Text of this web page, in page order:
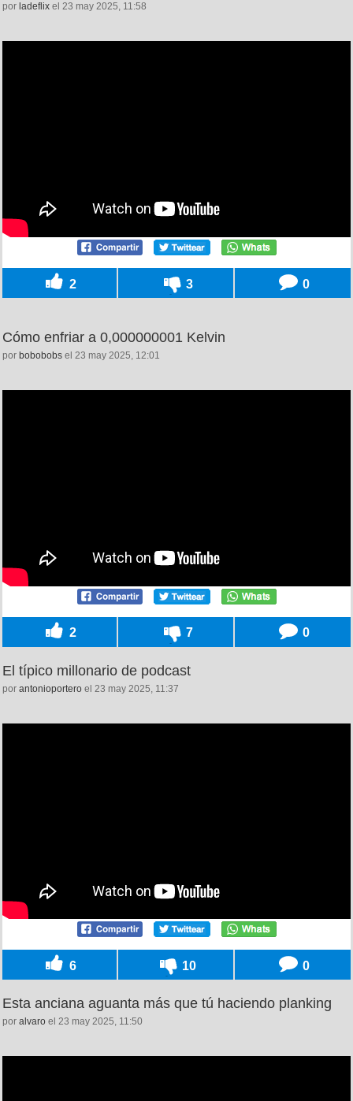
por ladeflix el 23 may 2025, 11:58
2 3 0
Cómo enfriar a 0,000000001 Kelvin
por bobobobs el 23 may 2025, 12:01
2 7 0
El típico millonario de podcast
por antonioportero el 23 may 2025, 11:37
6 10 0
Esta anciana aguanta más que tú haciendo planking
por alvaro el 23 may 2025, 11:50